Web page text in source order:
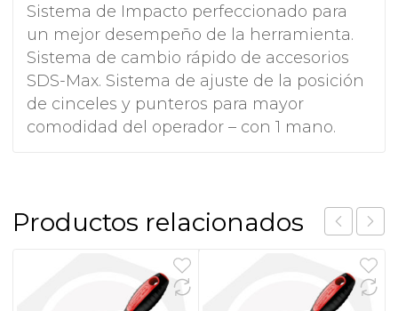
Sistema de Impacto perfeccionado para
un mejor desempeño de la herramienta.
Sistema de cambio rápido de accesorios
SDS-Max. Sistema de ajuste de la posición
de cinceles y punteros para mayor
comodidad del operador – con 1 mano.
Productos relacionados